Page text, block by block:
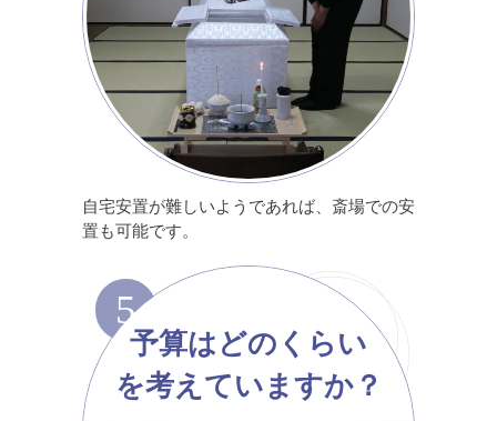
自宅安置が難しいようであれば、斎場での安
置も可能です。
5
予算はどのくらい
を考えていますか？